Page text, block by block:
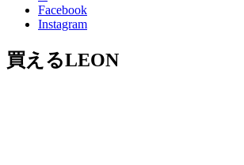
Facebook
Instagram
買えるLEON